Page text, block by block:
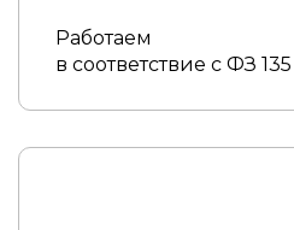
Работаем
в соответствие с ФЗ 135